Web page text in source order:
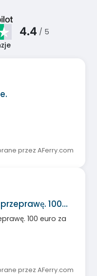
4.4 / 5
przez AFerry.com
100…
100 euro za
przez AFerry.com